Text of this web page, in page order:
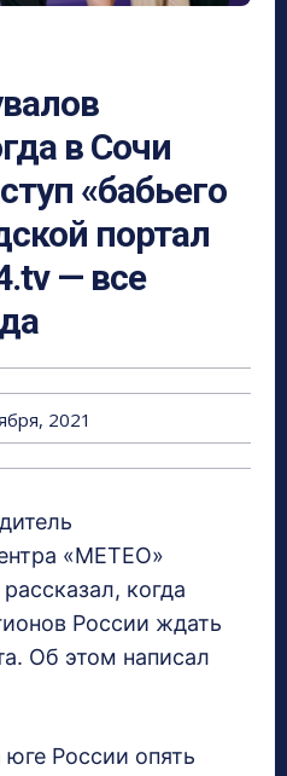
в Сочи
«бабьего
портал
— все
2021
«МЕТЕО»
когда
России ждать
Об этом написал
России опять